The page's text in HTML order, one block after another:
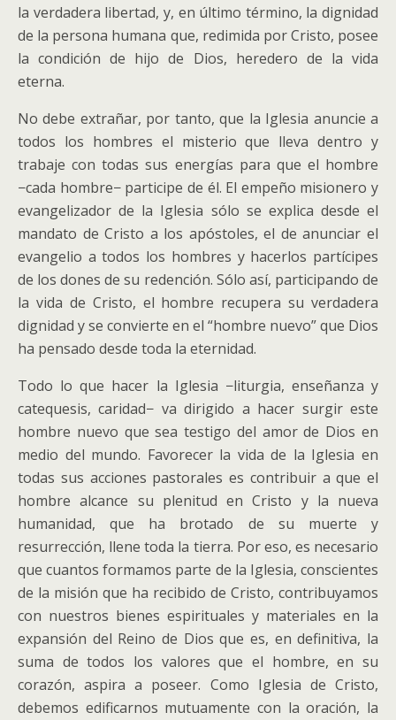
la verdadera libertad, y, en último término, la dignidad
de la persona humana que, redimida por Cristo, posee
la condición de hijo de Dios, heredero de la vida
eterna.
No debe extrañar, por tanto, que la Iglesia anuncie a
todos los hombres el misterio que lleva dentro y
trabaje con todas sus energías para que el hombre
−cada hombre− participe de él. El empeño misionero y
evangelizador de la Iglesia sólo se explica desde el
mandato de Cristo a los apóstoles, el de anunciar el
evangelio a todos los hombres y hacerlos partícipes
de los dones de su redención. Sólo así, participando de
la vida de Cristo, el hombre recupera su verdadera
dignidad y se convierte en el “hombre nuevo” que Dios
ha pensado desde toda la eternidad.
Todo lo que hacer la Iglesia −liturgia, enseñanza y
catequesis, caridad− va dirigido a hacer surgir este
hombre nuevo que sea testigo del amor de Dios en
medio del mundo. Favorecer la vida de la Iglesia en
todas sus acciones pastorales es contribuir a que el
hombre alcance su plenitud en Cristo y la nueva
humanidad, que ha brotado de su muerte y
resurrección, llene toda la tierra. Por eso, es necesario
que cuantos formamos parte de la Iglesia, conscientes
de la misión que ha recibido de Cristo, contribuyamos
con nuestros bienes espirituales y materiales en la
expansión del Reino de Dios que es, en definitiva, la
suma de todos los valores que el hombre, en su
corazón, aspira a poseer. Como Iglesia de Cristo,
debemos edificarnos mutuamente con la oración, la